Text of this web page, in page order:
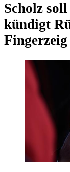
Scholz
kündigt